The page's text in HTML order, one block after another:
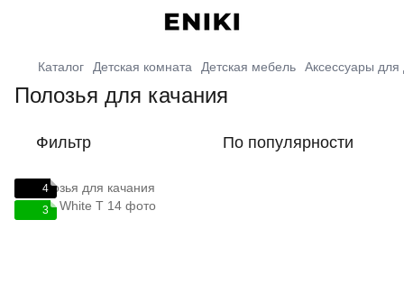
Каталог Детская комната Детская мебель Аксессуары для
Полозья для качания
Фильтр По популярности
4
3